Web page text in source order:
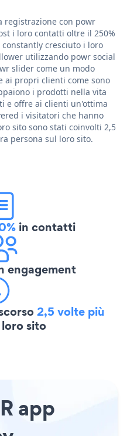
registrazione con powr
i loro contatti oltre il 250%
cresciuto i loro
utilizzando powr social
slider come un modo
ai propri clienti come sono
i prodotti nella vita
e offre ai clienti un'ottima
i visitatori che hanno
sito sono stati coinvolti 2,5
persona sul loro sito.
in contatti
engagement
2,5 volte più
sito
app